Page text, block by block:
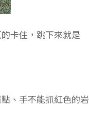
卡住，跳下來就是
、手不能抓紅色的岩